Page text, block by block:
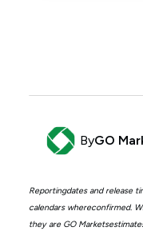
ByGO
Reportingdates and release
calendars whereconfirmed.
they are GO